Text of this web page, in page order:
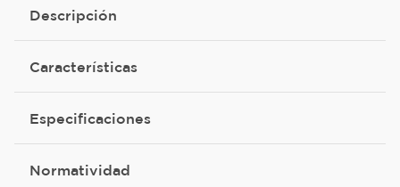
Descripción
Características
Especificaciones
Normatividad